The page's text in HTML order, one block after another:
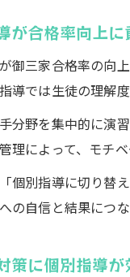
が合格率向上に
御三家合格率の向
導では生徒の理解
分野を集中的に演
理によって、モチ
個別指導に切り替
の自信と結果につな
策に個別指導